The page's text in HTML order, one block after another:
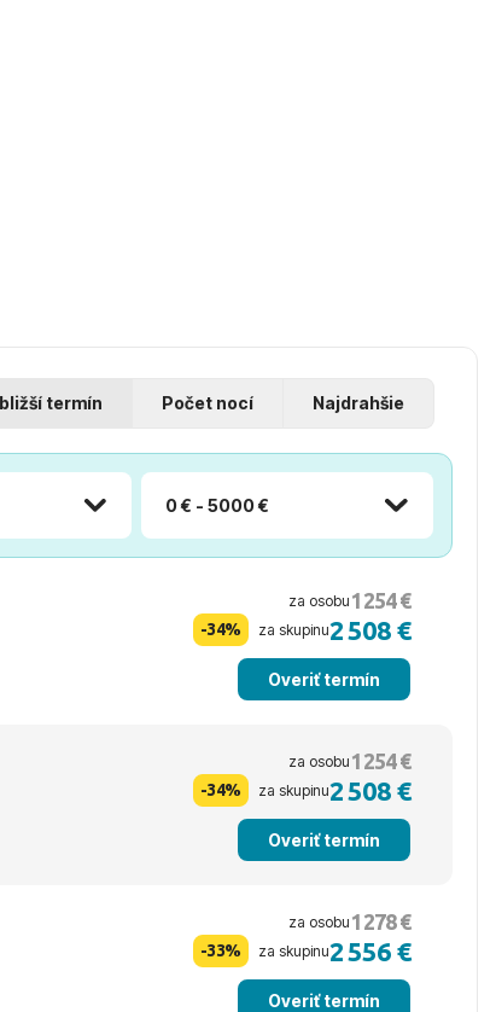
termín Počet nocí Najdrahšie
0 € - 5000 €
za osobu 1 254 €
-34% za skupinu2 508 €
Overiť termín
za osobu 1 254 €
-34% za skupinu2 508 €
Overiť termín
za osobu 1 278 €
-33% za skupinu2 556 €
Overiť termín